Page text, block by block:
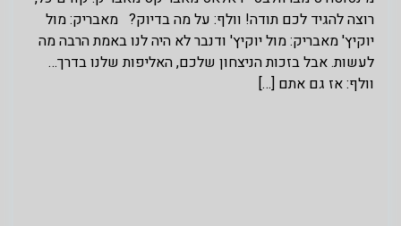
רוצה להגיד לכם תודה! וולף: על מה בדיוק? מאבריק: מול
יוקיץ' מאבריק: מול יוקיץ' ודנבר לא היה לנו באמת הרבה מה
לעשות. אבל בזכות הניצחון שלכם, האליפות שלנו בדרך…
וולף: אז גם אתם […]